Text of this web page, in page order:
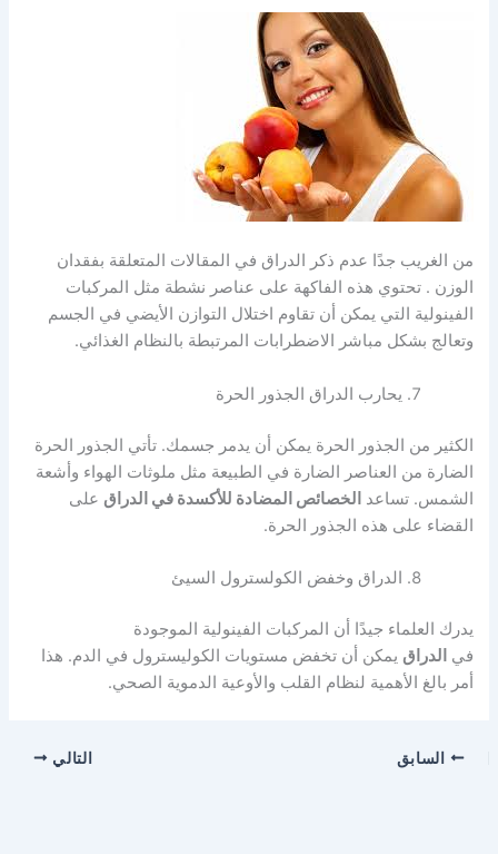
من الغريب جدًا عدم ذكر الدراق في المقالات المتعلقة بفقدان
الوزن . تحتوي هذه الفاكهة على عناصر نشطة مثل المركبات
الفينولية التي يمكن أن تقاوم اختلال التوازن الأيضي في الجسم
وتعالج بشكل مباشر الاضطرابات المرتبطة بالنظام الغذائي.
يحارب الدراق الجذور الحرة
الكثير من الجذور الحرة يمكن أن يدمر جسمك. تأتي الجذور الحرة
الضارة من العناصر الضارة في الطبيعة مثل ملوثات الهواء وأشعة
الشمس. تساعد الخصائص المضادة للأكسدة في الدراق على
القضاء على هذه الجذور الحرة.
الدراق وخفض الكولسترول السيئ
يدرك العلماء جيدًا أن المركبات الفينولية الموجودة
في الدراق يمكن أن تخفض مستويات الكوليسترول في الدم. هذا
أمر بالغ الأهمية لنظام القلب والأوعية الدموية الصحي.
السابق التالي